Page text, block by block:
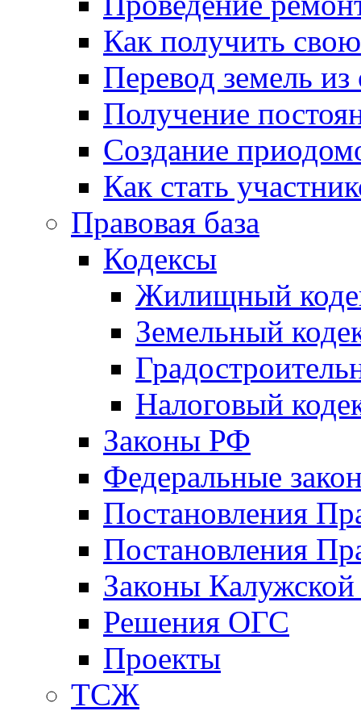
Как получить
Перевод земель
Получение
Создание
Как стать
Правовая база
Кодексы
Жилищный
Земельный
Налоговый
Законы РФ
Федеральные
Постановления
Постановления
Законы Калужской
Решения ОГС
Проекты
ТСЖ